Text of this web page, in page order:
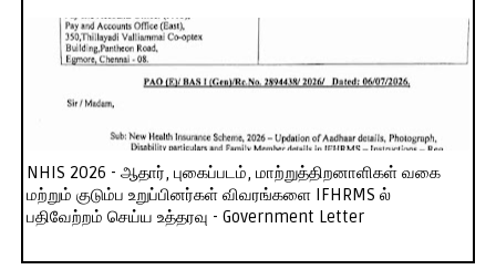
NHIS 2026 - ஆதார், புகைப்படம், மாற்றுத்திறனாளிகள் வகை
மற்றும் குடும்ப உறுப்பினர்கள் விவரங்களை IFHRMS ல்
பதிவேற்றம் செய்ய உத்தரவு - Government Letter